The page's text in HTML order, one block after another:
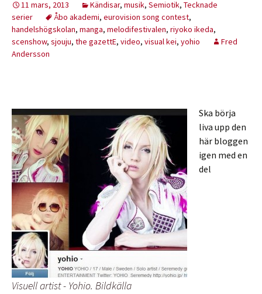
11 mars, 2013 Kändisar, musik, Semiotik, Tecknade
serier
Åbo akademi, eurovision song contest,
handelshögskolan, manga, melodifestivalen, riyoko ikeda,
scenshow, sjouju, the gazettE, video, visual kei, yohio
Fred
Andersson
Visuell artist - Yohio. Bildkälla
Ska börja
liva upp den
här bloggen
igen med en
del